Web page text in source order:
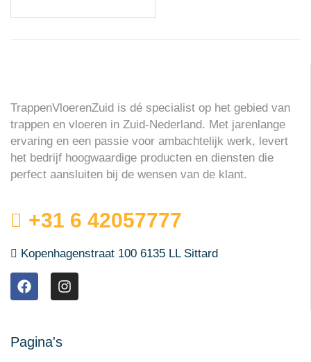
TrappenVloerenZuid is dé specialist op het gebied van
trappen en vloeren in Zuid-Nederland. Met jarenlange
ervaring en een passie voor ambachtelijk werk, levert
het bedrijf hoogwaardige producten en diensten die
perfect aansluiten bij de wensen van de klant.
+31 6 42057777
Kopenhagenstraat 100 6135 LL Sittard
Pagina's